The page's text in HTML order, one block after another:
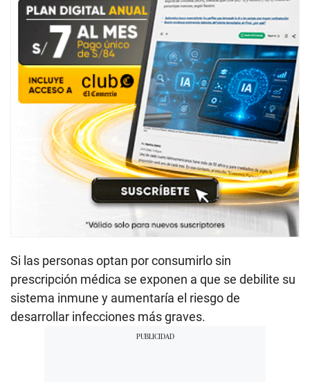
Si las personas optan por consumirlo sin
prescripción médica se exponen a que se debilite su
sistema inmune y aumentaría el riesgo de
desarrollar infecciones más graves.